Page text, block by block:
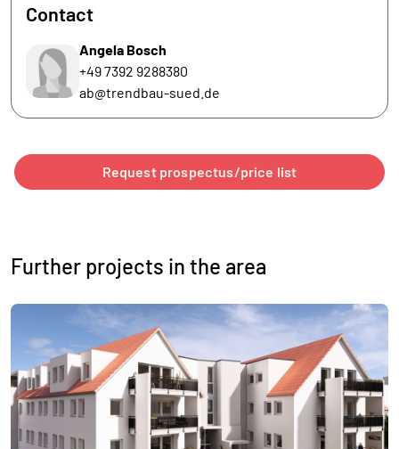
Contact
Angela Bosch
+49 7392 9288380
ab@trendbau-sued.de
Request prospectus/price list
Further projects in the area